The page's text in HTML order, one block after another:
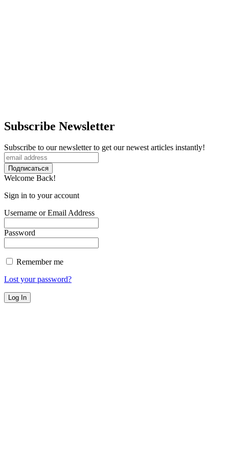
Subscribe Newsletter
Subscribe to our newsletter to get our newest articles instantly!
Welcome Back!
Sign in to your account
Username or Email Address
Password
Remember me
Lost your password?